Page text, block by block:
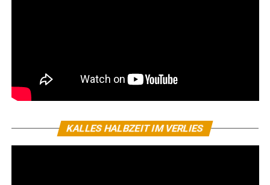
KALLES HALBZEIT IM VERLIES